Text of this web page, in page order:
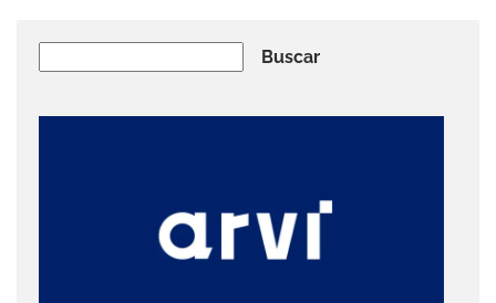
Buscar